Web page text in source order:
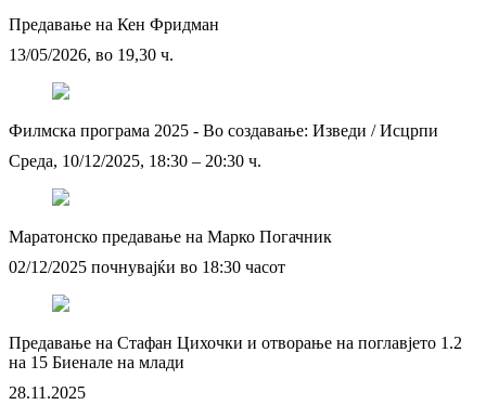
Предавање на Кен Фридман
13/05/2026, во 19,30 ч.
Филмска програма 2025 - Во создавање: Изведи / Исцрпи
Среда, 10/12/2025, 18:30 – 20:30 ч.
Маратонско предавање на Марко Погачник
02/12/2025 почнувајќи во 18:30 часот
Предавање на Стафан Цихочки и отворање на поглавјето 1.2
на 15 Биенале на млади
28.11.2025